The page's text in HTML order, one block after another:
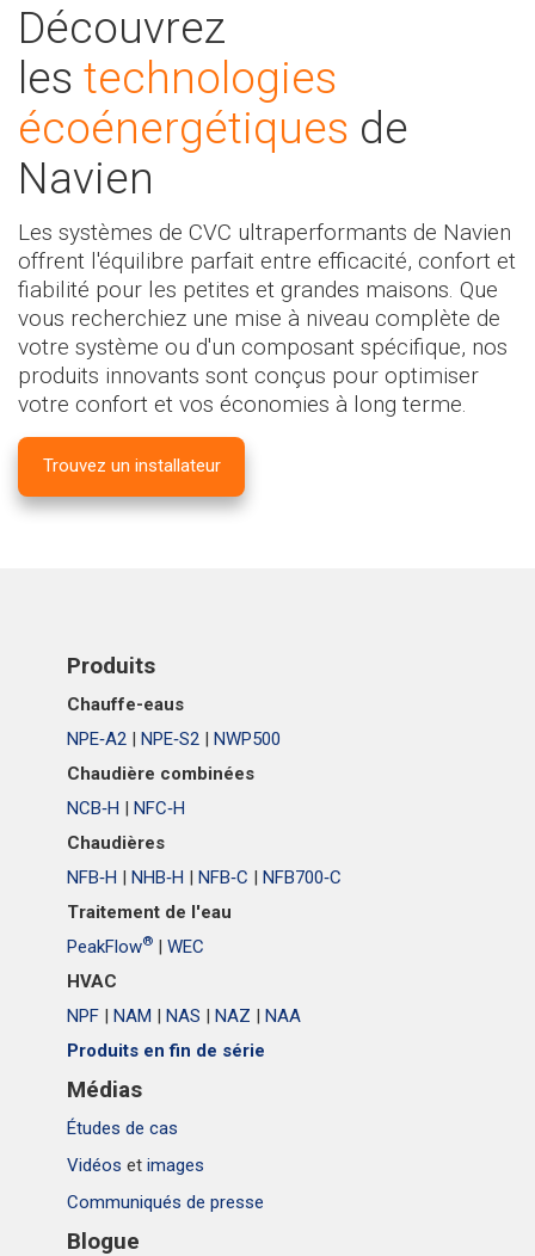
Découvrez
les technologies
écoénergétiques de
Navien
Les systèmes de CVC ultraperformants de Navien
offrent l'équilibre parfait entre efficacité, confort et
fiabilité pour les petites et grandes maisons. Que
vous recherchiez une mise à niveau complète de
votre système ou d'un composant spécifique, nos
produits innovants sont conçus pour optimiser
votre confort et vos économies à long terme.
Trouvez un installateur
Produits
Chauffe-eaus
NPE‑A2 | NPE‑S2 | NWP500
Chaudière combinées
NCB‑H | NFC‑H
Chaudières
NFB‑H | NHB‑H | NFB‑C | NFB700‑C
Traitement de l'eau
PeakFlow® | WEC
HVAC
NPF | NAM | NAS | NAZ | NAA
Produits en fin de série
Médias
Études de cas
Vidéos et images
Communiqués de presse
Blogue